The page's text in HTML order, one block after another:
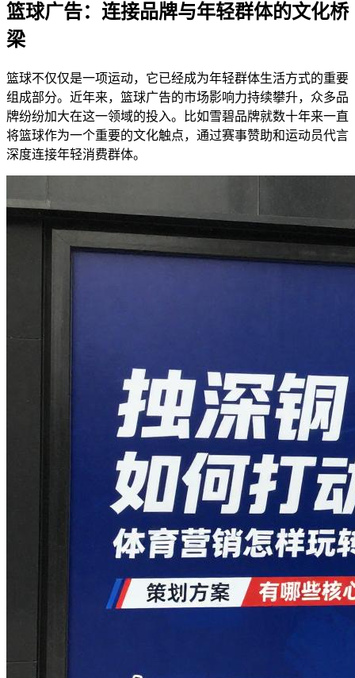
篮球广告：连接品牌与年轻群体的文化桥
梁
篮球不仅仅是一项运动，它已经成为年轻群体生活方式的重要
组成部分。近年来，篮球广告的市场影响力持续攀升，众多品
牌纷纷加大在这一领域的投入。比如雪碧品牌就数十年来一直
将篮球作为一个重要的文化触点，通过赛事赞助和运动员代言
深度连接年轻消费群体。